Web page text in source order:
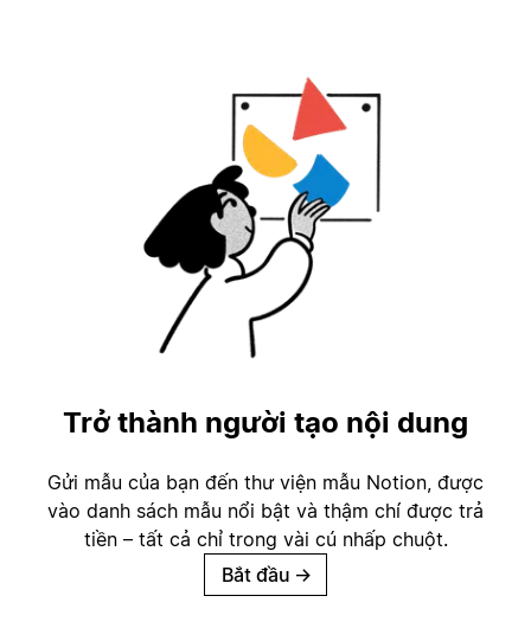
Trở thành người tạo nội dung
Gửi mẫu của bạn đến thư viện mẫu Notion, được
vào danh sách mẫu nổi bật và thậm chí được trả
tiền – tất cả chỉ trong vài cú nhấp chuột.
Bắt đầu →